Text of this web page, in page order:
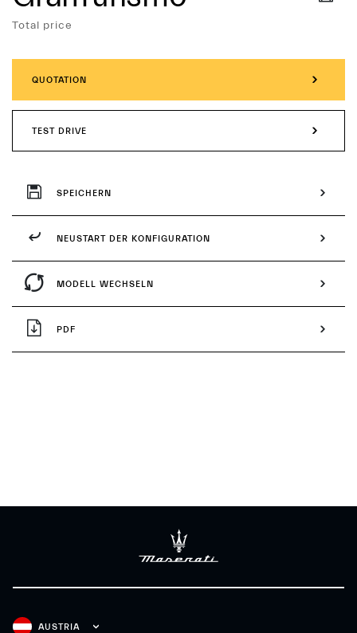
Services
Total price
QUOTATION
TEST DRIVE
SPEICHERN
NEUSTART DER KONFIGURATION
MODELL WECHSELN
PDF
AUSTRIA